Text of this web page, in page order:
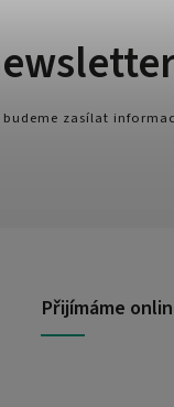
Přijímáme
zasílat